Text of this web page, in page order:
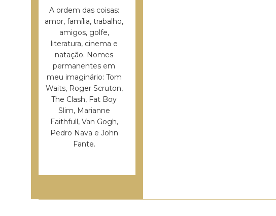
A ordem das coisas:
amor, família, trabalho,
amigos, golfe,
literatura, cinema e
natação. Nomes
permanentes em
meu imaginário: Tom
Waits, Roger Scruton,
The Clash, Fat Boy
Slim, Marianne
Faithfull, Van Gogh,
Pedro Nava e John
Fante.